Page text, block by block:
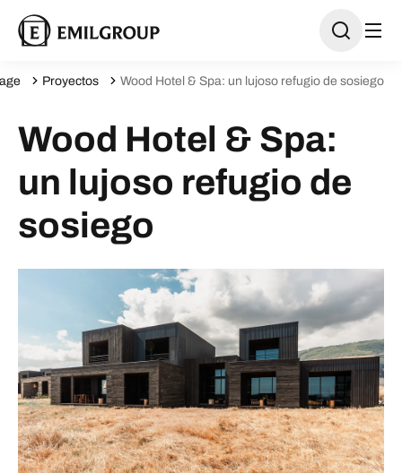
Proyectos Wood Hotel & Spa: un lujoso refugio de sosiego
Wood Hotel & Spa:
un lujoso refugio de
sosiego